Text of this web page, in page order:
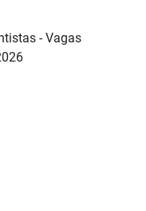
- Vagas